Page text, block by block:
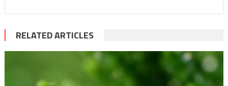
RELATED ARTICLES